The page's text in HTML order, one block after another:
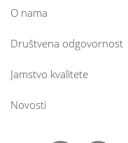
O nama
Društvena odgovornost
Jamstvo kvalitete
Novosti